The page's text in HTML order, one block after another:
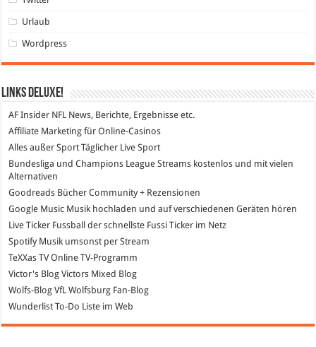
Urlaub
Wordpress
Links DeLuXe!
AF Insider NFL News, Berichte, Ergebnisse etc.
Affiliate Marketing für Online-Casinos
Alles außer SportTäglicher Live Sport
Bundesliga und Champions League Streams kostenlos und mit vielen
Alternativen
Goodreads Bücher Community + Rezensionen
Google Music Musik hochladen und auf verschiedenen Geräten hören
Live Ticker Fussball
der schnellste Fussi Ticker im Netz
SpotifyMusik umsonst per Stream
TeXXas TVOnline TV-Programm
Victor's Blog Victors Mixed Blog
Wolfs-Blog VfL Wolfsburg Fan-Blog
WunderlistTo-Do Liste im Web